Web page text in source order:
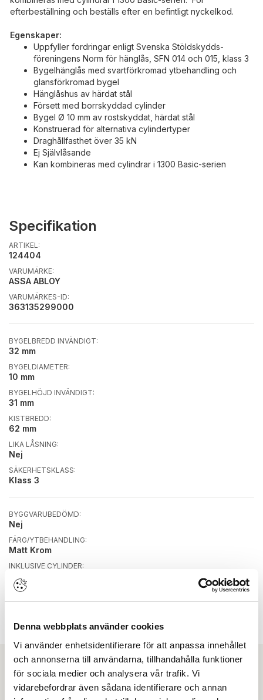
Denna webbplats använder cookies
Vi använder enhetsidentifierare för att anpassa innehållet
och annonserna till användarna, tillhandahålla funktioner
för sociala medier och analysera vår trafik. Vi
vidarebefordrar även sådana identifierare och annan
efterbeställning och beställs efter en befintligt nyckelkod.
Egenskaper:
Uppfyller fordringar enligt Svenska Stöldskydds-
föreningens Norm för hänglås, SFN 014 och 015, klass 3
Bygelhänglås med svartförkromad ytbehandling och
glansförkromad bygel
Hänglåshus av härdat stål
Försett med borrskyddad cylinder
Bygel Ø 10 mm av rostskyddat, härdat stål
Konstruerad för alternativa cylindertyper
Draghållfasthet över 35 kN
Ej Självlåsande
Kan kombineras med cylindrar i 1300 Basic-serien
Specifikation
ARTIKEL:
124404
VARUMÄRKE:
ASSA ABLOY
VARUMÄRKES-ID:
363135299000
BYGELBREDD INVÄNDIGT:
32 mm
BYGELDIAMETER:
10 mm
BYGELHÖJD INVÄNDIGT:
31 mm
KISTBREDD:
62 mm
LIKA LÅSNING:
Nej
SÄKERHETSKLASS:
Klass 3
BYGGVARUBEDÖMD:
Nej
FÄRG/YTBEHANDLING:
Matt Krom
INKLUSIVE CYLINDER:
KOMBINATIONSLÅS:
Nej
Nej
Ladda ner